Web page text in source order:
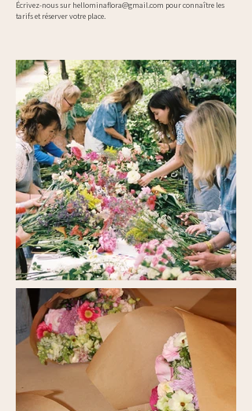
Écrivez-nous sur hellominaflora@gmail.com pour connaître les
tarifs et réserver votre place.